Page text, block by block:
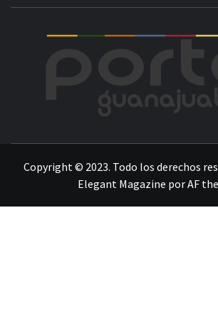
Copyright © 2023. Todo los derechos
Elegant Magazine porAF